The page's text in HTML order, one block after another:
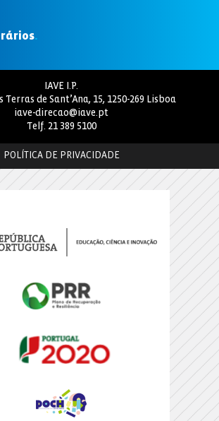
.
IAVE I.P.
Terras de Sant’Ana, 15, 1250-269 Lisboa
iave-direcao@iave.pt
Telf. 21 389 5100
POLÍTICA DE PRIVACIDADE